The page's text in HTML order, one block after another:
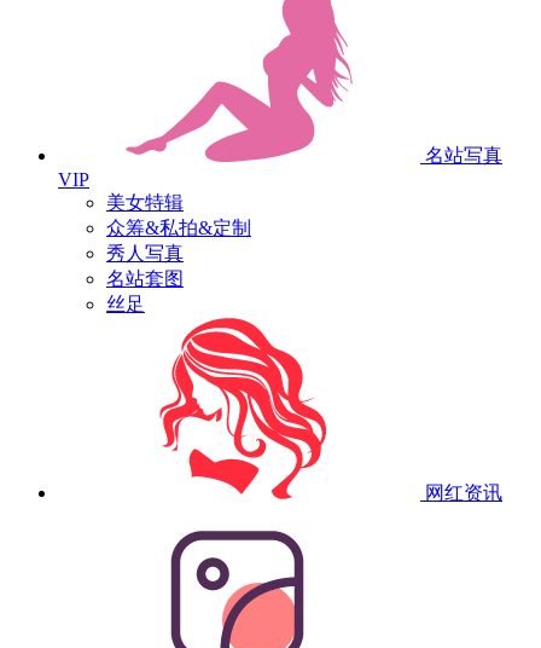
名站写真
VIP
美女特辑
众筹&私拍&定制
秀人写真
名站套图
丝足
网红资讯